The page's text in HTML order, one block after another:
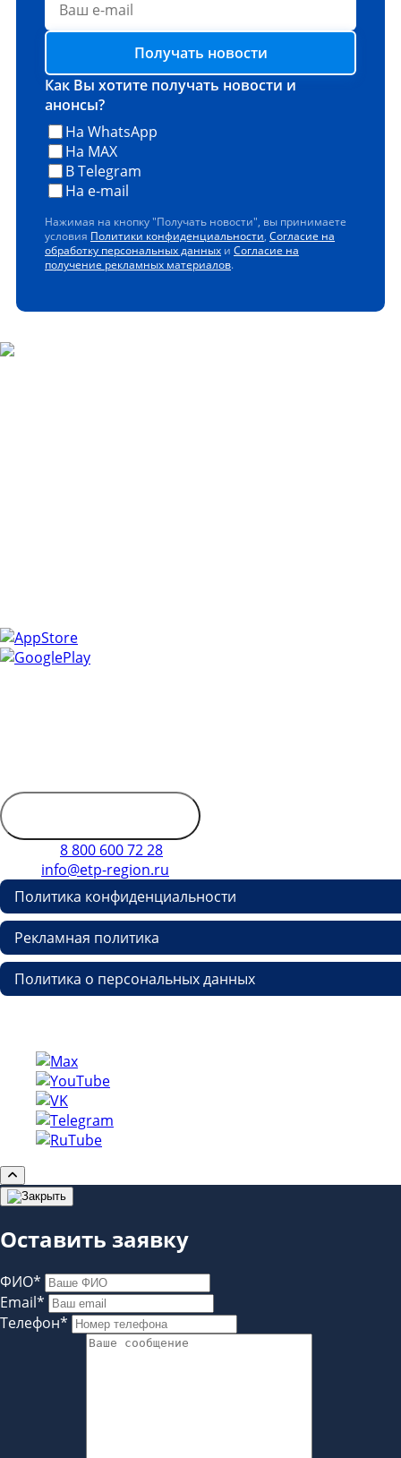
Получать новости
Как Вы хотите получать новости и
анонсы?
На WhatsApp
На MAX
В Telegram
На e-mail
Нажимая на кнопку "Получать новости", вы принимаете
условия Политики конфиденциальности, Согласие на
обработку персональных данных и Согласие на
получение рекламных материалов.
8 800 600 72 28
info@etp-region.ru
Политика конфиденциальности
Рекламная политика
Политика о персональных данных
Оставить заявку
ФИО*
Email*
Телефон*